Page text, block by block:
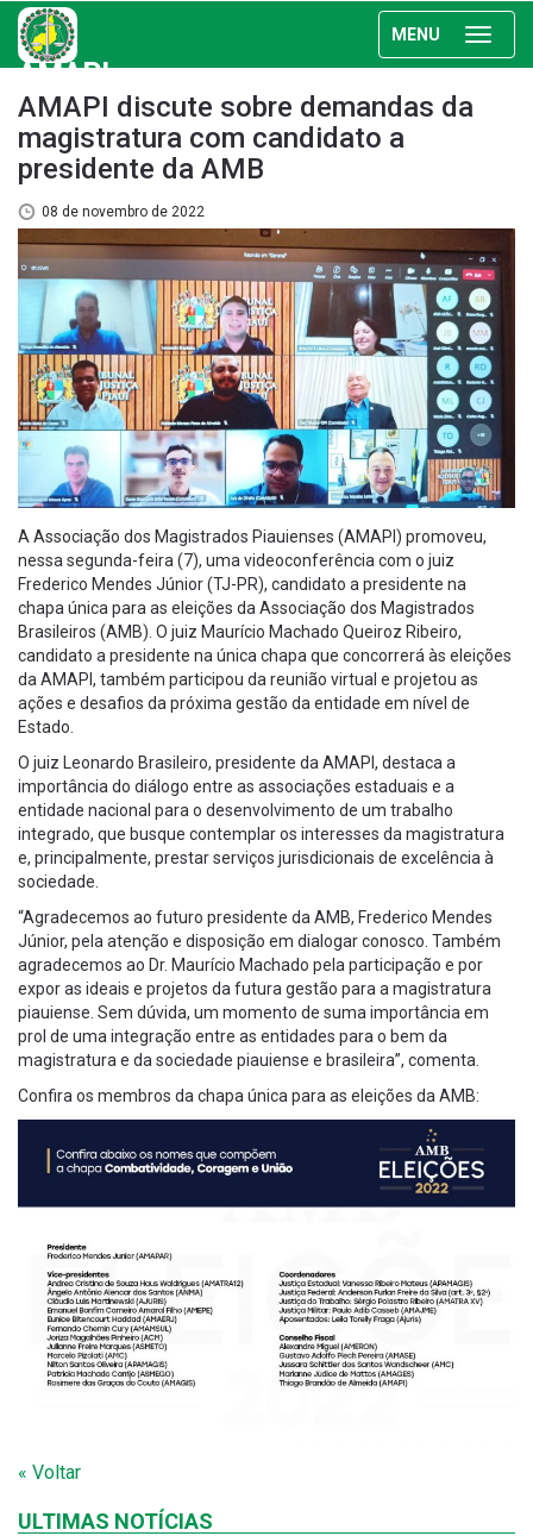
MENU
AMAPI
AMAPI discute sobre demandas da
magistratura com candidato a
presidente da AMB
08 de novembro de 2022
A Associação dos Magistrados Piauienses (AMAPI) promoveu,
nessa segunda-feira (7), uma videoconferência com o juiz
Frederico Mendes Júnior (TJ-PR), candidato a presidente na
chapa única para as eleições da Associação dos Magistrados
Brasileiros (AMB). O juiz Maurício Machado Queiroz Ribeiro,
candidato a presidente na única chapa que concorrerá às eleições
da AMAPI, também participou da reunião virtual e projetou as
ações e desafios da próxima gestão da entidade em nível de
Estado.
O juiz Leonardo Brasileiro, presidente da AMAPI, destaca a
importância do diálogo entre as associações estaduais e a
entidade nacional para o desenvolvimento de um trabalho
integrado, que busque contemplar os interesses da magistratura
e, principalmente, prestar serviços jurisdicionais de excelência à
sociedade.
“Agradecemos ao futuro presidente da AMB, Frederico Mendes
Júnior, pela atenção e disposição em dialogar conosco. Também
agradecemos ao Dr. Maurício Machado pela participação e por
expor as ideais e projetos da futura gestão para a magistratura
piauiense. Sem dúvida, um momento de suma importância em
prol de uma integração entre as entidades para o bem da
magistratura e da sociedade piauiense e brasileira”, comenta.
Confira os membros da chapa única para as eleições da AMB:
« Voltar
ULTIMAS NOTÍCIAS